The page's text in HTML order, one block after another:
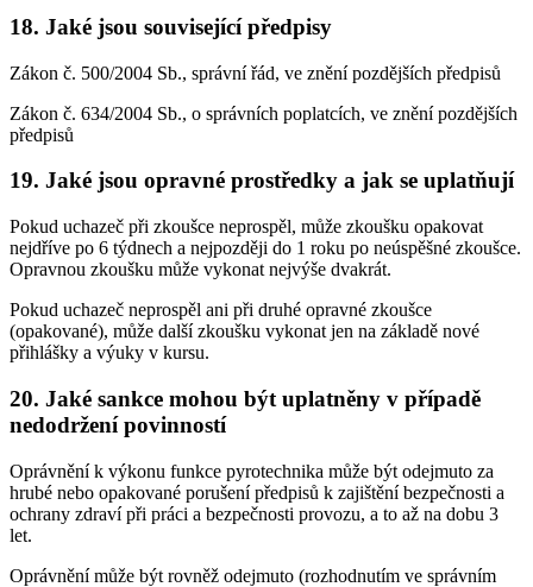
18. Jaké jsou související předpisy
Zákon č. 500/2004 Sb., správní řád, ve znění pozdějších předpisů
Zákon č. 634/2004 Sb., o správních poplatcích, ve znění pozdějších
předpisů
19. Jaké jsou opravné prostředky a jak se uplatňují
Pokud uchazeč při zkoušce neprospěl, může zkoušku opakovat
nejdříve po 6 týdnech a nejpozději do 1 roku po neúspěšné zkoušce.
Opravnou zkoušku může vykonat nejvýše dvakrát.
Pokud uchazeč neprospěl ani při druhé opravné zkoušce
(opakované), může další zkoušku vykonat jen na základě nové
přihlášky a výuky v kursu.
20. Jaké sankce mohou být uplatněny v případě
nedodržení povinností
Oprávnění k výkonu funkce pyrotechnika může být odejmuto za
hrubé nebo opakované porušení předpisů k zajištění bezpečnosti a
ochrany zdraví při práci a bezpečnosti provozu, a to až na dobu 3
let.
Oprávnění může být rovněž odejmuto (rozhodnutím ve správním